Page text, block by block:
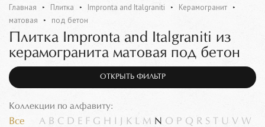
Главная Плитка Impronta and Italgraniti
Керамогранит
матовая
под бетон
Плитка Impronta and Italgraniti из
керамогранита матовая под бетон
ОТКРЫТЬ ФИЛЬТР
Коллекции по алфавиту:
Все A B C D E F G H K L M N O P Q R S U V W